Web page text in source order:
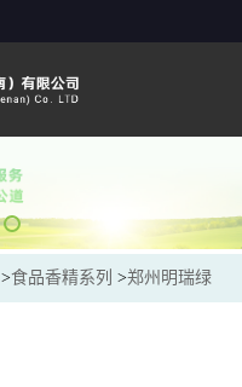
>食品香精系列 >郑州明瑞绿